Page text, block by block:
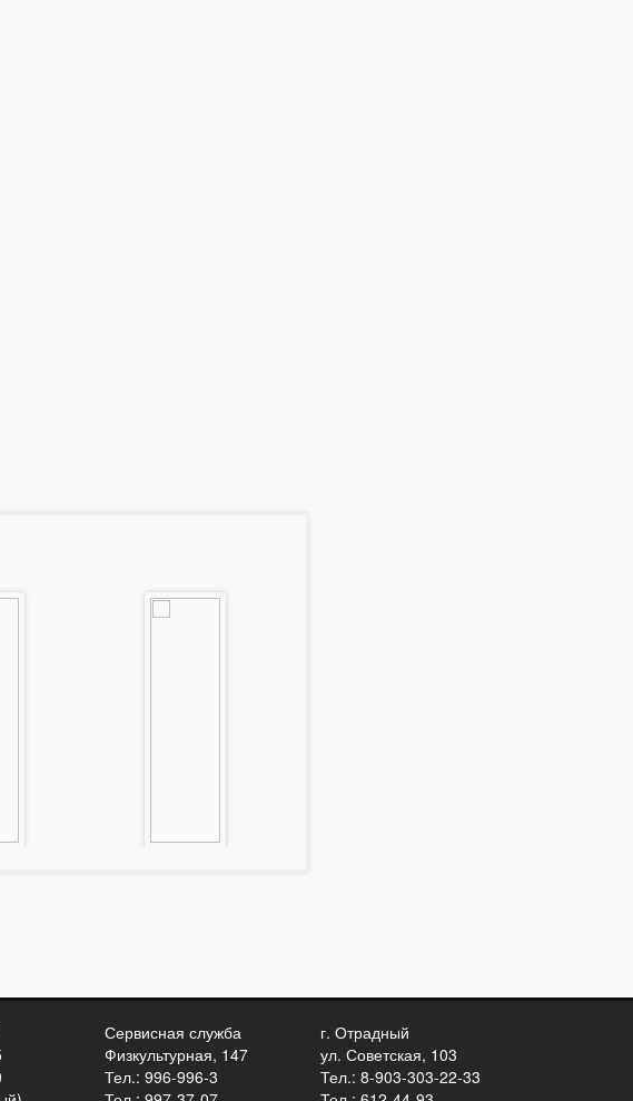
Сервисная служба
Физкультурная, 147
Тел.: 996-996-3
г. Отрадный
ул. Советская, 103
Тел.: 8-903-303-22-33